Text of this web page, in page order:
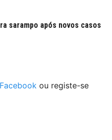
sarampo após novos casos
Facebook ou registe-se